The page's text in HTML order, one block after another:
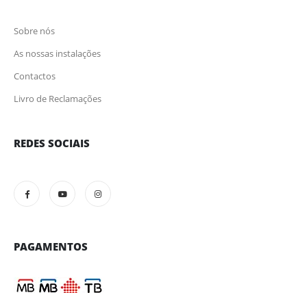
Sobre nós
As nossas instalações
Contactos
Livro de Reclamações
REDES SOCIAIS
PAGAMENTOS